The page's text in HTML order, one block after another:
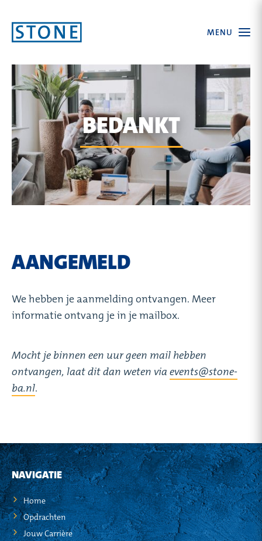
Ga
naar
Open
the
MENU
BEDANKT
AANGEMELD
We hebben je aanmelding ontvangen. Meer
informatie ontvang je in je mailbox.
Mocht je binnen een uur geen mail hebben
ontvangen, laat dit dan weten via events@stone-
ba.nl.
NAVIGATIE
Home
Opdrachten
Jouw Carrière